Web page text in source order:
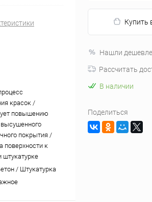
красок /
повышению
высушенного
покрытия /
поверхности к
штукатурке
/ Штукатурка
Купить
Нашли дешевле
Рассчитать
В наличии
Поделиться